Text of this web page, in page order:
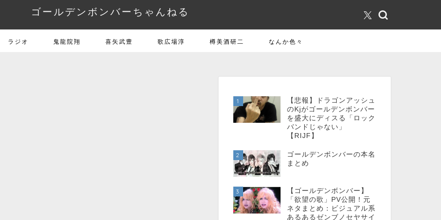
ゴールデンボンバーちゃんねる
ラジオ 鬼龍院翔 喜矢武豊 歌広場淳 樽美酒研二 なんか色々
1
【悲報】ドラゴンアッシュ
のKjがゴールデンボンバー
を盛大にディスる「ロック
バンドじゃない」
【RIJF】
2
ゴールデンボンバーの本名
まとめ
3
【ゴールデンボンバー】
「欲望の歌」PV公開！元
ネタまとめ：ビジュアル系
あるあるゼンブノセヤサイ